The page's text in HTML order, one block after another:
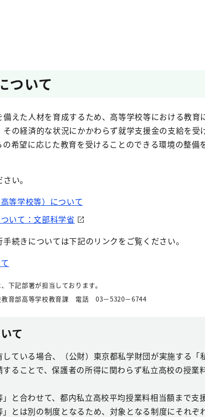
ついて
えた人材を育成するため、高等学校等における教育
の経済的な状況にかかわらず就学支援金の支給を受
希望に応じた教育を受けることのできる環境の整備
い。
等学校等）について
いて：文部科学省
続きについては下記のリンクをご覧ください。
下記部署が担当しております。
教育部高等学校教育課 電話 03－5320－6744
て
ている場合、（公財）東京都私学財団が実施する「
ることで、保護者の所得に関わらず私立高校の授業
と合わせて、都内私立高校平均授業料相当額まで支援
とは別の制度となるため、対象となる制度にそれぞ